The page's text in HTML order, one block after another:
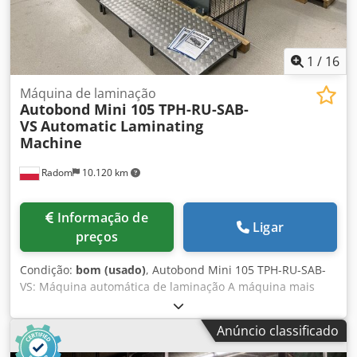
1 / 16
Radom 10.120 km
Máquina de laminação
Autobond Mini 105 TPH-RU-SAB-
VSAutomatic Laminating
Machine
preços
Ligar
Condição: bom (usado), Autobond Mini 105 TPH-RU-SAB-
VS: Máquina automática de laminação A máquina mais
eficiente do mercado, fabricada por um fabricante de
renome. Este equipamento avançado oferece alto
desempenho graças a um termostato de aquecimento
externo. Fabricada na Grã-Bretanha. Especificações
Anúncio classificado